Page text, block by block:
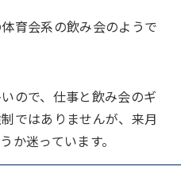
育会系の飲み会のようで
ので、仕事と飲み会のギ
ではありませんが、来月
か迷っています。